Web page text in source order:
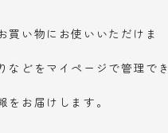
買い物にお使いいただけま
などをマイページで管理でき
をお届けします。